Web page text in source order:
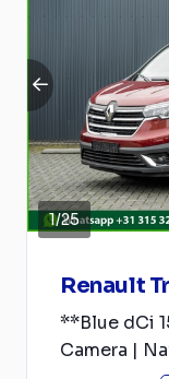
1/25
Renault
**Blue dCi
Camera |